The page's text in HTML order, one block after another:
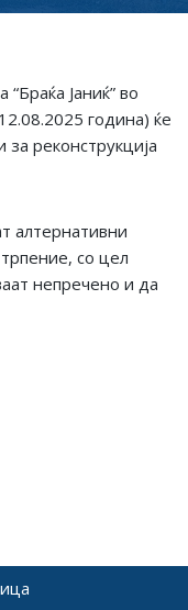
Јаниќ” во
година) ќе
реконструкција
алтернативни
со цел
непречено и да